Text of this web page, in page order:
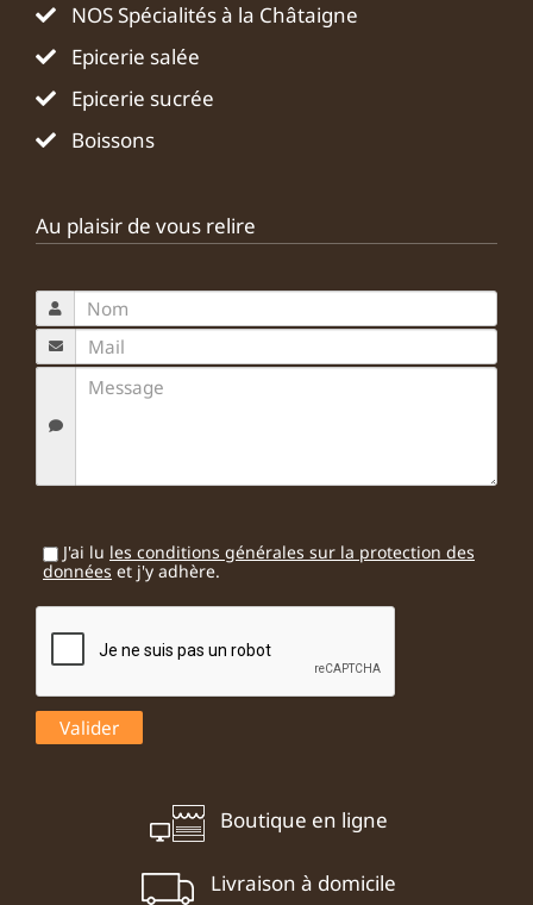
NOS Spécialités à la Châtaigne
Epicerie salée
Epicerie sucrée
Boissons
Au plaisir de vous relire
J'ai lu les conditions générales sur la protection des
données et j'y adhère.
Boutique en ligne
Livraison à domicile